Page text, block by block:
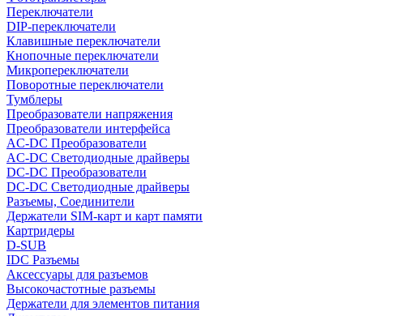
Переключатели
DIP-переключатели
Клавишные переключатели
Кнопочные переключатели
Микропереключатели
Поворотные переключатели
Тумблеры
Преобразователи напряжения
Преобразователи интерфейса
AC-DC Преобразователи
AC-DC Светодиодные драйверы
DC-DC Преобразователи
DC-DC Светодиодные драйверы
Разъемы, Соединители
Держатели SIM-карт и карт памяти
Картридеры
D-SUB
IDC Разъемы
Аксессуары для разъемов
Высокочастотные разъемы
Держатели для элементов питания